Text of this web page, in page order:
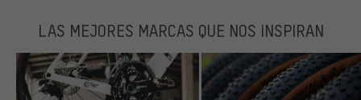
LAS MEJORES MARCAS QUE NOS INSPIRAN